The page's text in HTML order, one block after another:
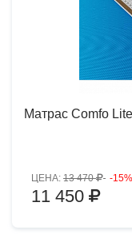
Матрас Comfo
ЦЕНА: 13 470 -15%
11 450